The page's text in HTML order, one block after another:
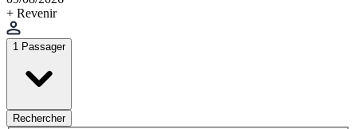
+ Revenir
1 Passager
Rechercher